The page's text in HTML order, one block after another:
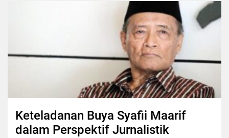
Keteladanan Buya Syafii Maarif
dalam Perspektif Jurnalistik